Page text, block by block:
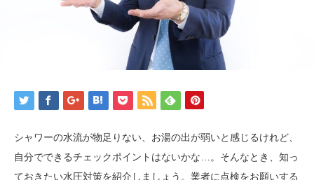
シャワーの水流が物足りない、お湯の出が弱いと感じるけれど、
自分でできるチェックポイントはないかな…。そんなとき、知っ
ておきたい水圧対策を紹介しましょう。業者に点検をお願いする